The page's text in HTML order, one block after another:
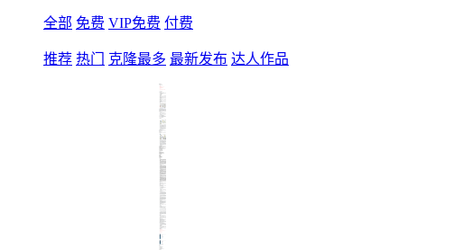
全部 免费 VIP免费 付费
推荐 热门 克隆最多 最新发布 达人作品